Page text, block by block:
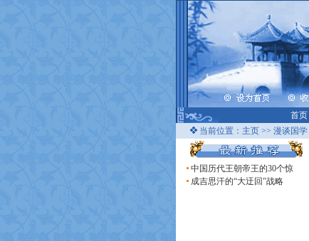
首页
当前位置： 主页 >> 漫谈国学
中国历代王朝帝王的30个惊
成吉思汗的“大迂回”战略